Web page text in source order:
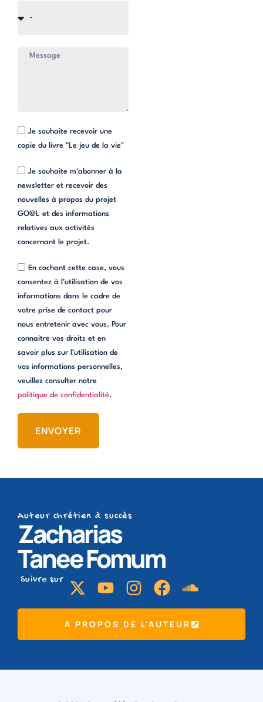
Je souhaite recevoir une
copie du livre "Le jeu de la vie"
Je souhaite m'abonner à la
newsletter et recevoir des
nouvelles à propos du projet
GO@L et des informations
relatives aux activités
concernant le projet.
En cochant cette case, vous
consentez à l’utilisation de vos
informations dans le cadre de
votre prise de contact pour
nous entretenir avec vous. Pour
connaitre vos droits et en
savoir plus sur l’utilisation de
vos informations personnelles,
veuillez consulter notre
politique de confidentialité.
ENVOYER
Auteur chrétien à succès
Zacharias
Tanee Fomum
Suivre sur
A PROPOS DE L'AUTEUR